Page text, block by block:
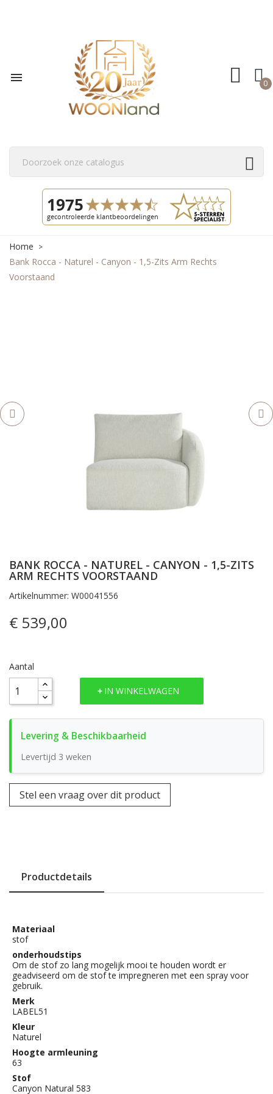
 0
Home
Bank Rocca - Naturel - Canyon - 1,5-Zits Arm Rechts
Voorstaand
BANK ROCCA - NATUREL - CANYON - 1,5-ZITS
ARM RECHTS VOORSTAAND
Artikelnummer: W00041556
€ 539,00
Aantal
IN WINKELWAGEN
Levertijd 3 weken
Stel een vraag over dit product
Productdetails
Materiaal
stof
onderhoudstips
Om de stof zo lang mogelijk mooi te houden wordt er
geadviseerd om de stof te impregneren met een spray voor
gebruik.
Merk
LABEL51
Kleur
Naturel
Hoogte armleuning
63
Stof
Canyon Natural 583